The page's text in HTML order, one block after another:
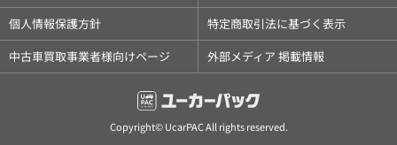
個人情報保護方針
特定商取引法に基づく表示
中古車買取事業者様向けページ
外部メディア 掲載情報
Copyright© UcarPAC All rights reserved.